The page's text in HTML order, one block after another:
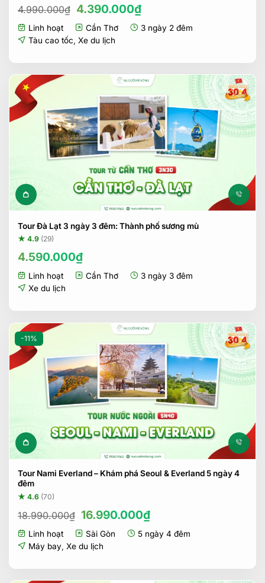
4.990.000₫ Giá
là:
4.990.000₫.
4.390.000₫Giá
hiện
tại
Linh hoạt Cần Thơ
3 ngày 2 đêm
Tàu cao tốc Xe du lịch
Tour Đà Lạt 3 ngày 3 đêm: Thành phố sương mù
★ 4.9 (29)
4.590.000₫
Linh hoạt Cần Thơ
3 ngày 3 đêm
Xe du lịch
-11%
Tour Nami Everland – Khám phá Seoul & Everland 5 ngày 4
đêm
★ 4.6 (70)
18.990.000₫ Giá
là:
18.990.000₫.
16.990.000₫Giá
hiện
tại
Linh hoạt Sài Gòn
5 ngày 4 đêm
Máy bay Xe du lịch